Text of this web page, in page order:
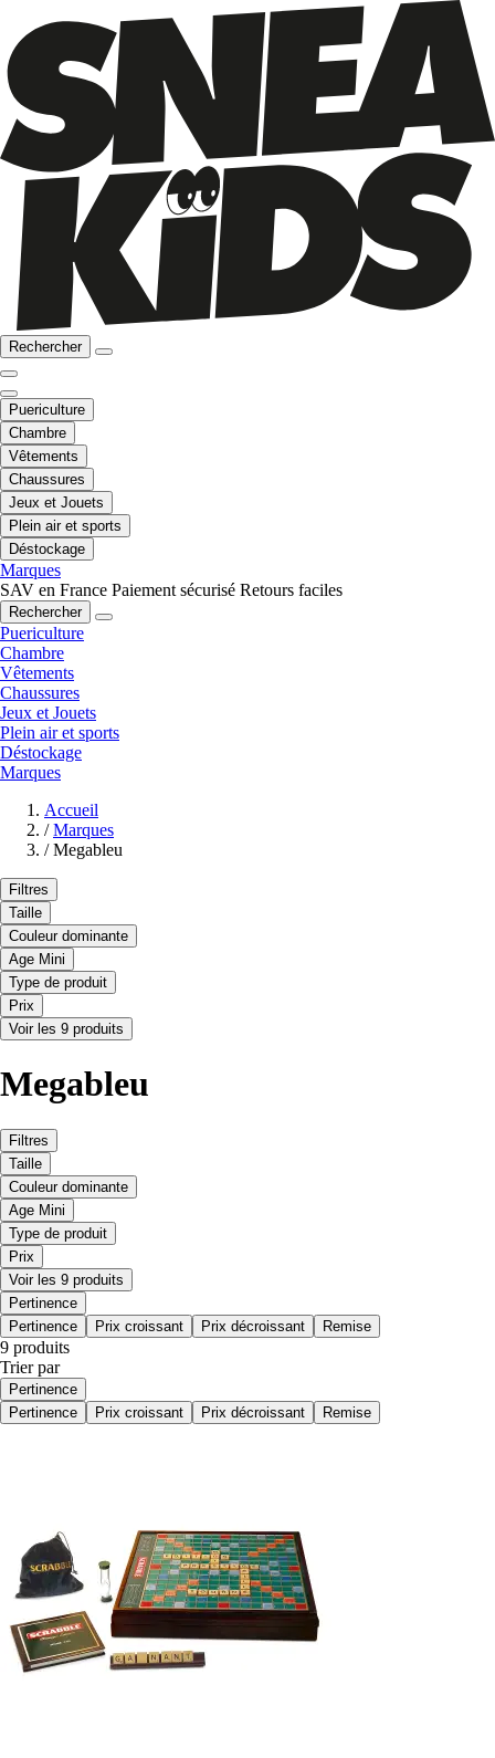
Rechercher
Puericulture
Chambre
Vêtements
Chaussures
Jeux et Jouets
Plein air et sports
Déstockage
Marques
SAV en France Paiement sécurisé Retours faciles
Rechercher
Puericulture
Chambre
Vêtements
Chaussures
Jeux et Jouets
Plein air et sports
Déstockage
Marques
Accueil
/ Marques
/ Megableu
Filtres
Taille
Couleur dominante
Age Mini
Type de produit
Prix
Voir les 9 produits
Megableu
Filtres
Taille
Couleur dominante
Age Mini
Type de produit
Prix
Voir les 9 produits
Pertinence
Pertinence
Prix croissant Prix décroissant Remise
9 produits
Trier par
Pertinence
Pertinence
Prix croissant Prix décroissant Remise